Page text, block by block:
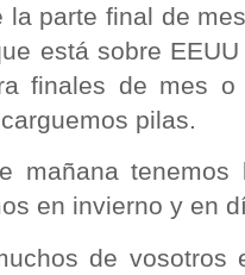
la parte final de
está sobre
finales de mes
pilas.
mañana
en invierno y en
de vosotros